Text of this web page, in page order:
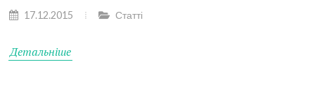
17.12.2015 Статті
Детальніше